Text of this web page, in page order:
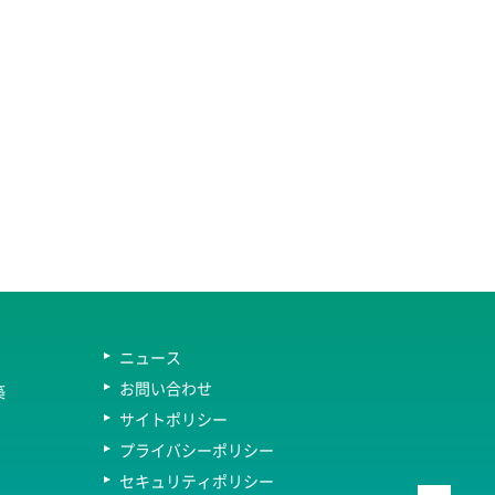
ニュース
お問い合わせ
サイトポリシー
プライバシーポリシー
セキュリティポリシー